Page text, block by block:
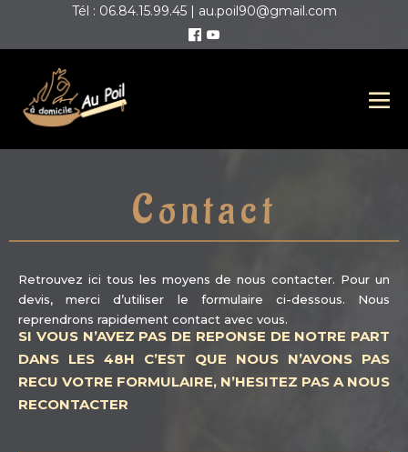
Tél : 06.84.15.99.45 | au.poil90@gmail.com
Contact
Retrouvez ici tous les moyens de nous contacter. Pour un
devis, merci d’utiliser le formulaire ci-dessous. Nous
reprendrons rapidement contact avec vous.
SI VOUS N’AVEZ PAS DE REPONSE DE NOTRE PART
DANS LES 48H C’EST QUE NOUS N’AVONS PAS
RECU VOTRE FORMULAIRE, N’HESITEZ PAS A NOUS
RECONTACTER